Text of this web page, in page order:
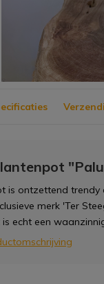
is ontzettend
merk 'Ter
echt een